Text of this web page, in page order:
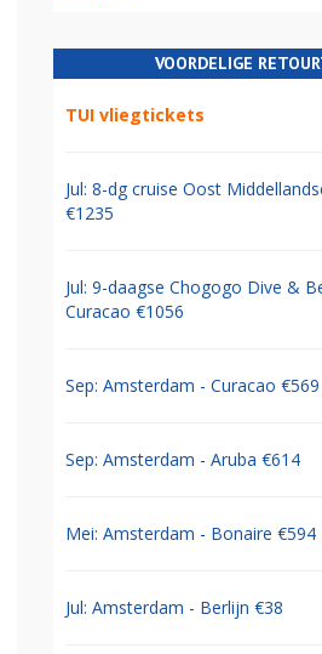
VOORDELIGE
TUI vliegtickets
Jul: 8-dg cruise Oost
€1235
Jul: 9-daagse Chogogo Dive &
Curacao €1056
Sep: Amsterdam - Curacao €569
Sep: Amsterdam - Aruba €614
Mei: Amsterdam - Bonaire €594
Jul: Amsterdam - Berlijn €38